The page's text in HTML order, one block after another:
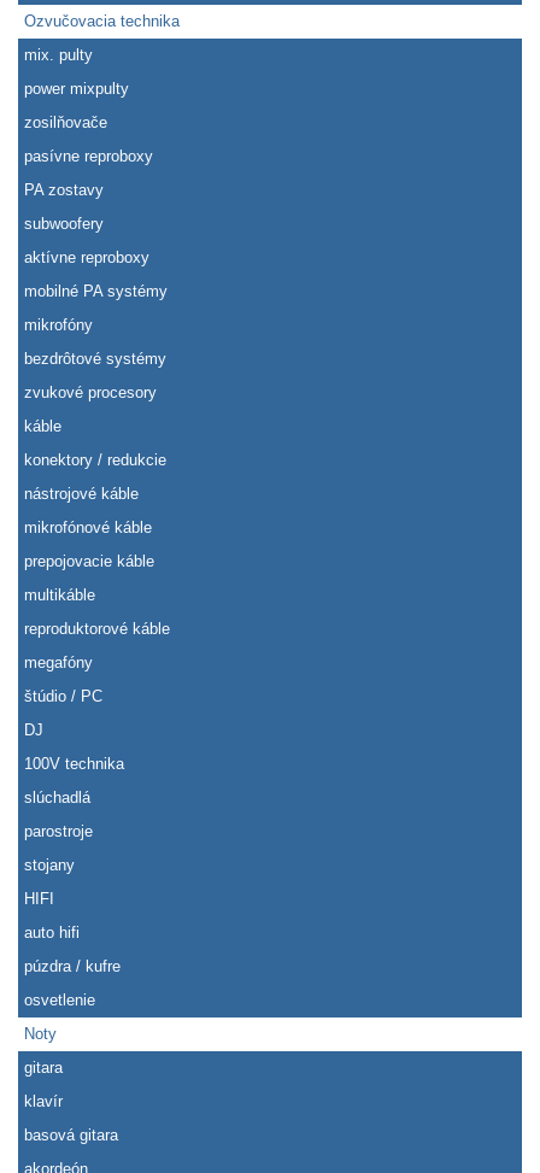
Ozvučovacia technika
mix. pulty
power mixpulty
zosilňovače
pasívne reproboxy
PA zostavy
subwoofery
aktívne reproboxy
mobilné PA systémy
mikrofóny
bezdrôtové systémy
zvukové procesory
káble
konektory / redukcie
nástrojové káble
mikrofónové káble
prepojovacie káble
multikáble
reproduktorové káble
megafóny
štúdio / PC
DJ
100V technika
slúchadlá
parostroje
stojany
HIFI
auto hifi
púzdra / kufre
osvetlenie
Noty
gitara
klavír
basová gitara
akordeón